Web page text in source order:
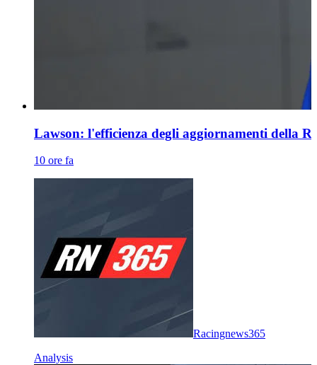
Lawson: l'efficienza degli aggiornamenti della
10 ore fa
Racingnews365
Analysis